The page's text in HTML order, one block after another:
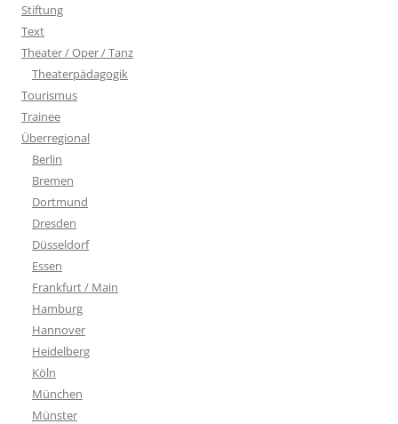
Stiftung
Text
Theater / Oper / Tanz
Theaterpädagogik
Tourismus
Trainee
Überregional
Berlin
Bremen
Dortmund
Dresden
Düsseldorf
Essen
Frankfurt / Main
Hamburg
Hannover
Heidelberg
Köln
München
Münster